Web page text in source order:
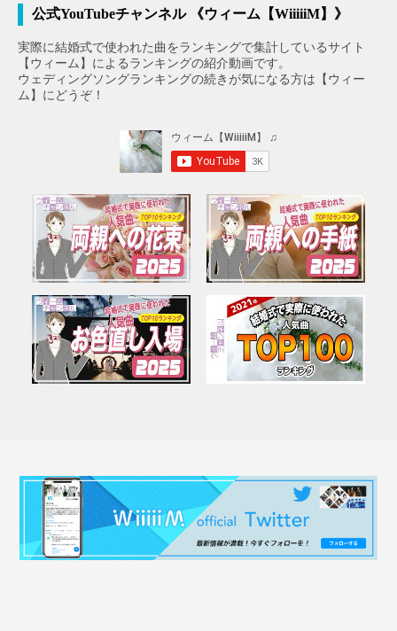
公式YouTubeチャンネル 《ウィーム【WiiiiiM】》
実際に結婚式で使われた曲をランキングで集計しているサイト
【ウィーム】によるランキングの紹介動画です。
ウェディングソングランキングの続きが気になる方は【ウィー
ム】にどうぞ！